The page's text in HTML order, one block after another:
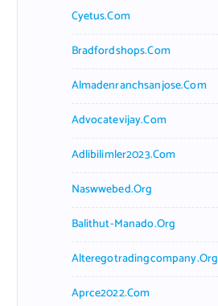
Cyetus.com
Bradfordshops.com
Almadenranchsanjose.com
Advocatevijay.com
Adlibilimler2023.com
Naswwebed.org
Balithut-Manado.org
Alteregotradingcompany.org
Aprce2022.com